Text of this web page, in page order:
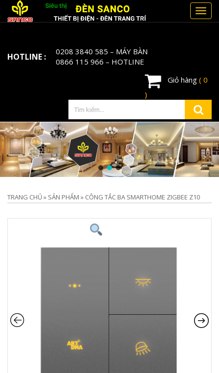
HOTLINE : 0208 3840 585 – MÁY BÀN
0866 115 966 – HOTLINE
Giỏ hàng ( 0
)
TRANG CHỦ» SẢN PHẨM » CÔNG TẮC BA SMARTHOME ZIGBEE Z10